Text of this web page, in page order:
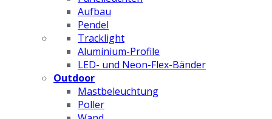
Aufbau
Pendel
Tracklight
Aluminium-Profile
LED- und Neon-Flex-Bänder
Outdoor
Mastbeleuchtung
Poller